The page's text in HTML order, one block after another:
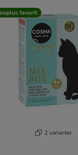
product items have been
favorit
2 varianter